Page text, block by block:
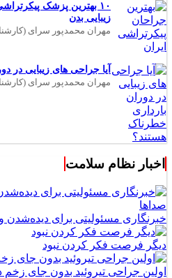
۱۰ بهترین پزشک
زیبایی بدن
مهران محمدپور سرای
آیا جراحی های زیبایی در
مهران محمدپور سرای
اخبار نظام سلامت
خبرنگاری مسئولیتی برای دیده‌شدن
دیگر فرصت فکر کردن نبود
اولین جراحی تیروئید بدون جای زخم